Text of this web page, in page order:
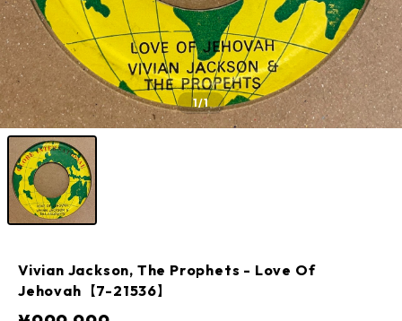
1/1
Vivian Jackson, The Prophets - Love Of
Jehovah【7-21536】